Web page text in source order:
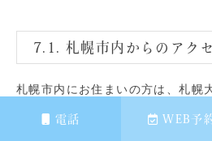
電話 WEB予
7.1. 札幌市内からのアク
札幌市内にお住まいの方は、札幌
リニックまでのアクセスが非常に